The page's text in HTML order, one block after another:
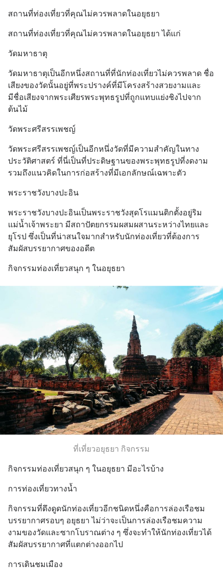
สถานที่ท่องเที่ยวที่คุณไม่ควรพลาดในอยุธยา
สถานที่ท่องเที่ยวที่คุณไม่ควรพลาดในอยุธยา ได้แก่
วัดมหาธาตุ
วัดมหาธาตุเป็นอีกหนึ่งสถานที่ที่นักท่องเที่ยวไม่ควรพลาด ชื่อ
เสียงของวัดนั้นอยู่ที่พระปรางค์ที่มีโครงสร้างสวยงามและ
มีชื่อเสียงจากพระเศียรพระพุทธรูปที่ถูกแทบแย่งชิงไปจาก
ต้นไม้
วัดพระศรีสรรเพชญ์
วัดพระศรีสรรเพชญ์เป็นอีกหนึ่งวัดที่มีความสำคัญในทาง
ประวัติศาสตร์ ที่นี่เป็นที่ประดิษฐานของพระพุทธรูปที่งดงาม
รวมถึงแนวคิดในการก่อสร้างที่มีเอกลักษณ์เฉพาะตัว
พระราชวังบางปะอิน
พระราชวังบางปะอินเป็นพระราชวังสุดโรแมนติกตั้งอยู่ริม
แม่น้ำเจ้าพระยา มีสถาปัตยกรรมผสมผสานระหว่างไทยและ
ยุโรป ซึ่งเป็นที่น่าสนใจมากสำหรับนักท่องเที่ยวที่ต้องการ
สัมผัสบรรยากาศของอดีต
กิจกรรมท่องเที่ยวสนุก ๆ ในอยุธยา
ที่เที่ยวอยุธยา กิจกรรม
กิจกรรมท่องเที่ยวสนุก ๆ ในอยุธยา มีอะไรบ้าง
การท่องเที่ยวทางน้ำ
กิจกรรมที่ดึงดูดนักท่องเที่ยวอีกชนิดหนึ่งคือการล่องเรือชม
บรรยากาศรอบๆ อยุธยา ไม่ว่าจะเป็นการล่องเรือชมความ
งามของวัดและซากโบราณต่าง ๆ ซึ่งจะทำให้นักท่องเที่ยวได้
สัมผัสบรรยากาศที่แตกต่างออกไป
การเดินชมเมือง